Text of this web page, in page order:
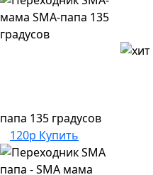
папа 135 градусов
120р Купить